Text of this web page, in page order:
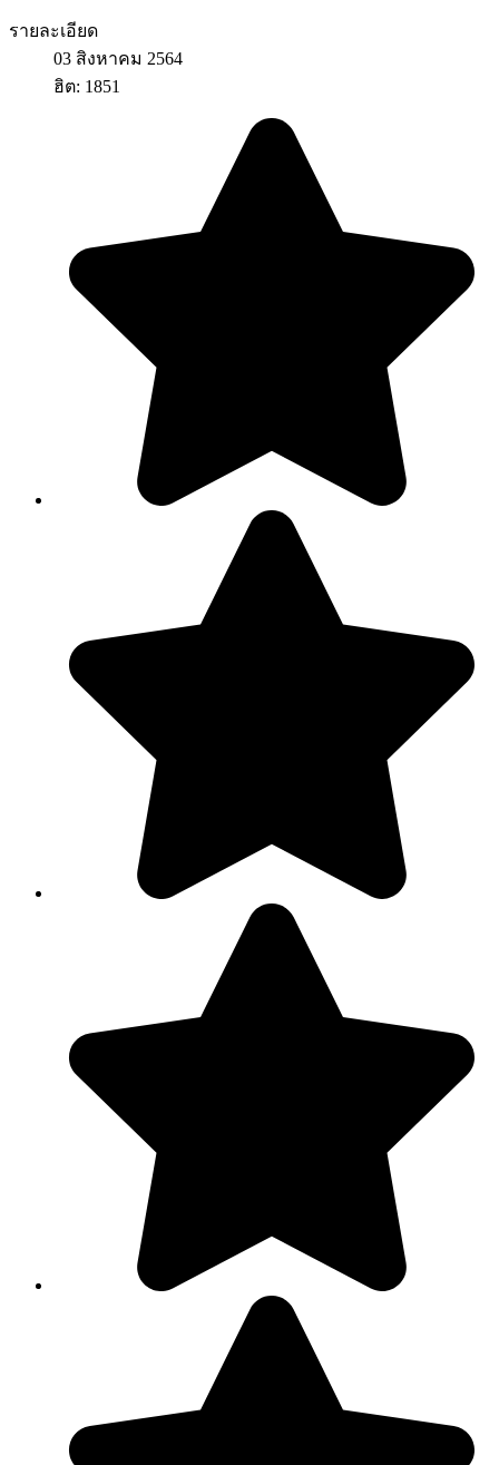
รายละเอียด
03 สิงหาคม 2564
ฮิต: 1851